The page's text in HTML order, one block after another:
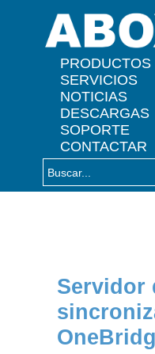
PRODUCTOS
SERVICIOS
NOTICIAS
DESCARGAS
SOPORTE
CONTACTAR
Servidor